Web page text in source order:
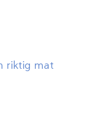
riktig mat